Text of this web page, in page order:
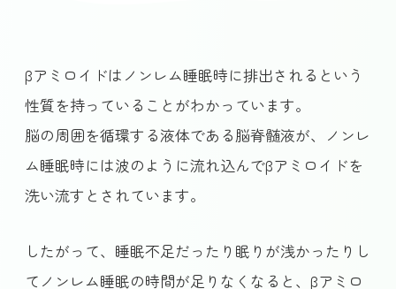
βアミロイドはノンレム睡眠時に排出されるという
性質を持っていることがわかっています。
脳の周囲を循環する液体である脳脊髄液が、ノンレ
ム睡眠時には波のように流れ込んでβアミロイドを
洗い流すとされています。
したがって、睡眠不足だったり眠りが浅かったりし
てノンレム睡眠の時間が足りなくなると、βアミロ